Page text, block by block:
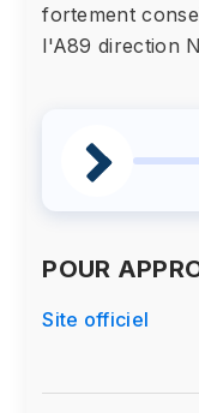
fortement
l'A89 direction
POUR
Site officiel